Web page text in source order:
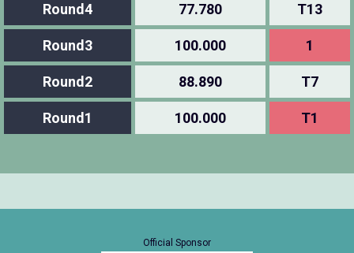
Round4 77.780 T13
Round3 100.000 1
Round2 88.890 T7
Round1 100.000 T1
Official Sponsor